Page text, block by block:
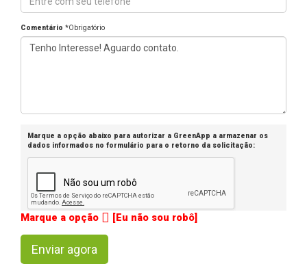
Comentário *Obrigatório
Marque a opção abaixo para autorizar a GreenApp a armazenar os
dados informados no formulário para o retorno da solicitação:
Marque a opção [Eu não sou robô]
Enviar agora